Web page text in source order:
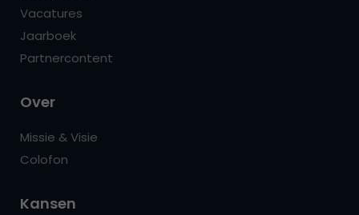
Vacatures
Jaarboek
Partnercontent
Over
Missie & Visie
Colofon
Kansen